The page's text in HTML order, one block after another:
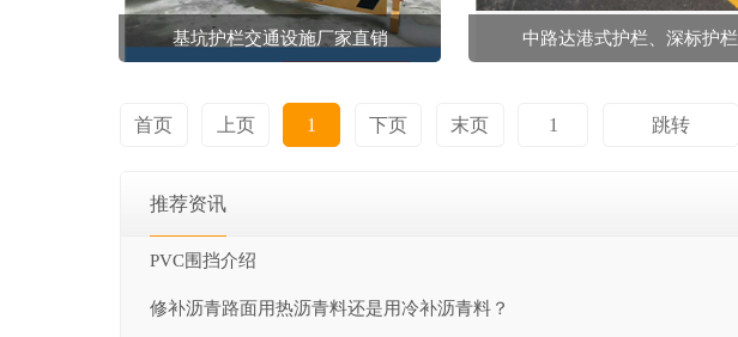
基坑护栏交通设施厂家直销 中路达港式护栏、深标护栏
首页 上页 1 下页 末页
推荐资讯
PVC围挡介绍
修补沥青路面用热沥青料还是用冷补沥青料？